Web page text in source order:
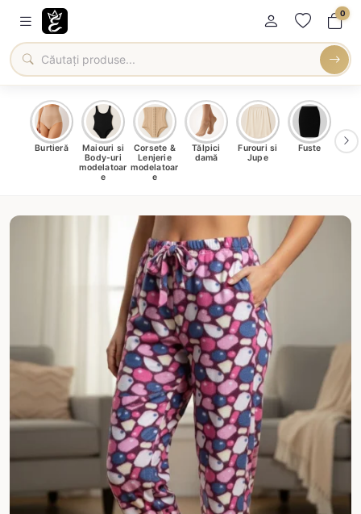
0
Burtieră
Maiouri si
Body-uri
modelatoar
e
Corsete &
Lenjerie
modelatoar
e
Tălpici
damă
Furouri si
Jupe
Fuste